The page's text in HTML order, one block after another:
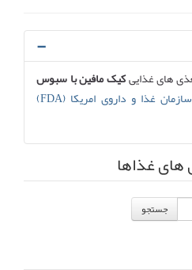
های غذاییکیک مافین با سبوس
سازمان غذا و داروی امریکا (FDA)
های غذاها
جستجو